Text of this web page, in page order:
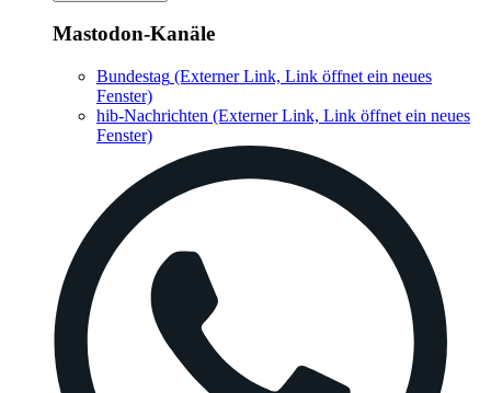
Mastodon-Kanäle
Bundestag (Externer Link, Link öffnet ein neues
Fenster)
hib-Nachrichten (Externer Link, Link öffnet ein neues
Fenster)